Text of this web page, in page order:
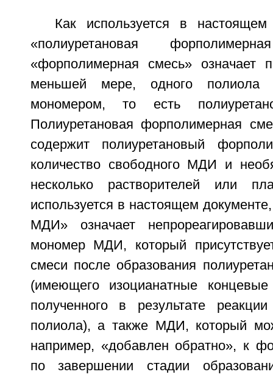
Как используется в
«полиуретановая
«форполимерная смесь» означает
меньшей мере, одного полиола
мономером, то есть
Полиуретановая форполимерная
содержит полиуретановый
количество свободного МДИ и
несколько растворителей или
используется в настоящем
МДИ» означает
мономер МДИ, который
смеси после образования
(имеющего изоцианатные
полученного в результате
полиола), а также МДИ, который
например, «добавлен обратно», к
по завершении стадии